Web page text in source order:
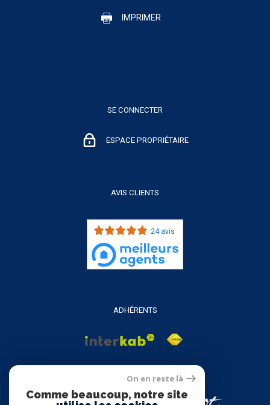
IMPRIMER
SE CONNECTER
ESPACE PROPRIÉTAIRE
AVIS CLIENTS
24 avis
ADHÉRENTS
On en reste là
Comme beaucoup, notre site